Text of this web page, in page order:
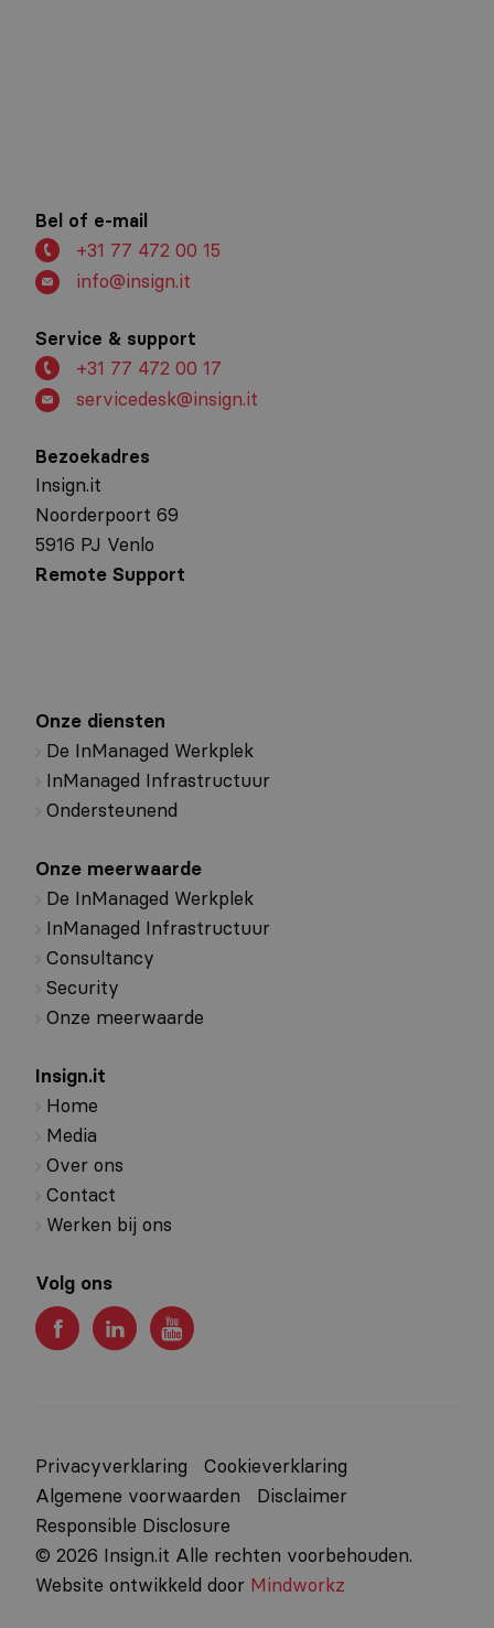
Bel of e-mail
+31 77 472 00 15
info@insign.it
Service & support
+31 77 472 00 17
servicedesk@insign.it
Bezoekadres
Insign.it
Noorderpoort 69
5916 PJ Venlo
Remote Support
Onze diensten
De InManaged Werkplek
InManaged Infrastructuur
Ondersteunend
Onze meerwaarde
De InManaged Werkplek
InManaged Infrastructuur
Consultancy
Security
Onze meerwaarde
Insign.it
Home
Media
Over ons
Contact
Werken bij ons
Volg ons
Privacyverklaring
Cookieverklaring
Algemene voorwaarden
Disclaimer
Responsible Disclosure
© 2026 Insign.it Alle rechten voorbehouden.
Website ontwikkeld door Mindworkz